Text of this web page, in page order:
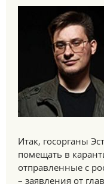
Итак, госорганы
помещать в
отправленные с
– заявления от